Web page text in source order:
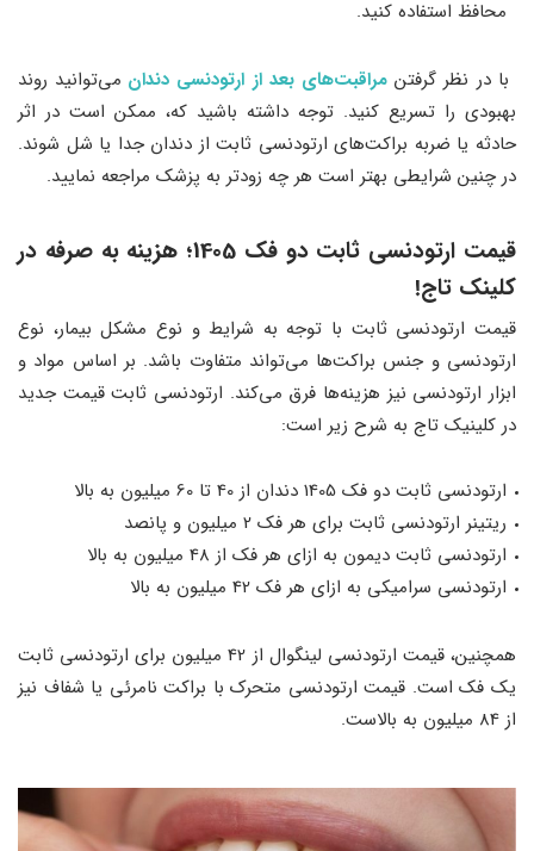
محافظ استفاده کنید.
با در نظر گرفتن مراقبت‌های بعد از ارتودنسی دندان می‌توانید روند
بهبودی را تسریع کنید. توجه داشته باشید که، ممکن است در اثر
حادثه یا ضربه براکت‌های ارتودنسی ثابت از دندان جدا یا شل شوند.
در چنین شرایطی بهتر است هر چه زودتر به پزشک مراجعه نمایید.
قیمت ارتودنسی ثابت دو فک 1405؛ هزینه به صرفه در
کلینک تاج!
قیمت ارتودنسی ثابت با توجه به شرایط و نوع مشکل بیمار، نوع
ارتودنسی و جنس براکت‌ها می‌تواند متفاوت باشد. بر اساس مواد و
ابزار ارتودنسی نیز هزینه‌ها فرق می‌کند. ارتودنسی ثابت قیمت جدید
در کلینیک تاج به شرح زیر است:
ارتودنسی ثابت دو فک 1405 دندان از 40 تا 60 میلیون به بالا
ریتینر ارتودنسی ثابت برای هر فک 2 میلیون و پانصد
ارتودنسی ثابت دیمون به ازای هر فک از 48 میلیون به بالا
ارتودنسی سرامیکی به ازای هر فک 42 میلیون به بالا
همچنین، قیمت ارتودنسی لینگوال از 42 میلیون برای ارتودنسی ثابت
یک فک است. قیمت ارتودنسی متحرک با براکت نامرئی یا شفاف نیز
از 84 میلیون به بالاست.